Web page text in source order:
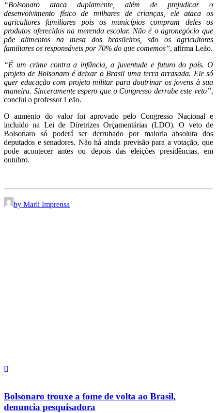
“Bolsonaro ataca duplamente, além de prejudicar o
desenvolvimento físico de milhares de crianças, ele ataca os
agricultores familiares pois os municípios compram deles os
produtos oferecidos na merenda escolar. Não é o agronegócio que
põe alimentos na mesa dos brasileiros, são os agricultores
familiares os responsáveis por 70% do que comemos”, afirma Leão.
“É um crime contra a infância, a juventude e futuro do país. O
projeto de Bolsonaro é deixar o Brasil uma terra arrasada. Ele só
quer educação com projeto militar para doutrinar os jovens à sua
maneira. Sinceramente espero que o Congresso derrube este veto”,
conclui o professor Leão.
O aumento do valor foi aprovado pelo Congresso Nacional e
incluído na Lei de Diretrizes Orçamentárias (LDO). O veto de
Bolsonaro só poderá ser derrubado por maioria absoluta dos
deputados e senadores. Não há ainda previsão para a votação, que
pode acontecer antes ou depois das eleições presidências, em
outubro.
by Marli Imprensa
Bolsonaro trouxe a fome de volta ao Brasil,
denuncia pesquisadora